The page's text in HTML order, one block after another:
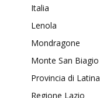
Italia
Lenola
Mondragone
Monte San Biagio
Provincia di Latina
Regione Lazio